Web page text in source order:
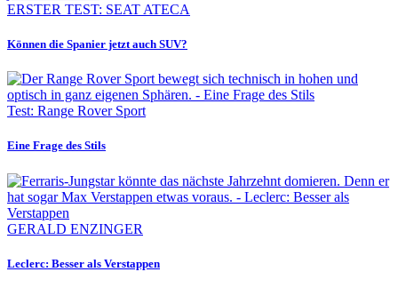
ERSTER TEST: SEAT ATECA
Können die Spanier jetzt auch SUV?
Test: Range Rover Sport
Eine Frage des Stils
GERALD ENZINGER
Leclerc: Besser als Verstappen